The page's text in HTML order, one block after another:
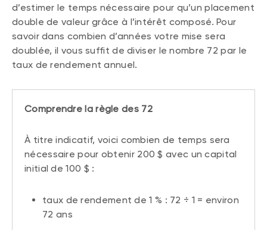
d’estimer le temps nécessaire pour qu’un placement
double de valeur grâce à l’intérêt composé. Pour
savoir dans combien d’années votre mise sera
doublée, il vous suffit de diviser le nombre 72 par le
taux de rendement annuel.
Comprendre la règle des 72
À titre indicatif, voici combien de temps sera
nécessaire pour obtenir 200 $ avec un capital
initial de 100 $ :
taux de rendement de 1 % : 72 ÷ 1 = environ
72 ans